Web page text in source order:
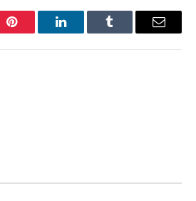
Pinterest LinkedInTumblr Email